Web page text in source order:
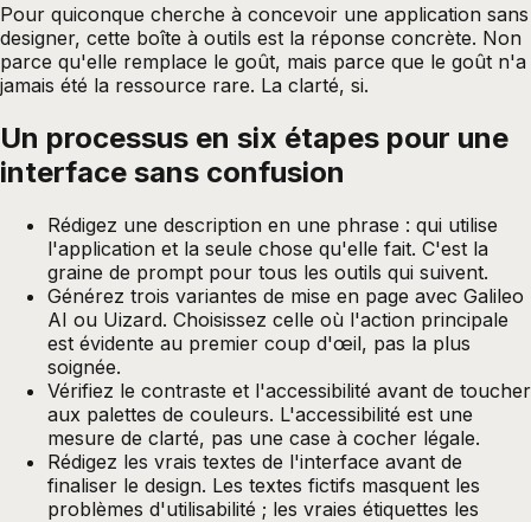
Pour quiconque cherche à concevoir une application sans
designer, cette boîte à outils est la réponse concrète. Non
parce qu'elle remplace le goût, mais parce que le goût n'a
jamais été la ressource rare. La clarté, si.
Un processus en six étapes pour une
interface sans confusion
Rédigez une description en une phrase : qui utilise
l'application et la seule chose qu'elle fait. C'est la
graine de prompt pour tous les outils qui suivent.
Générez trois variantes de mise en page avec Galileo
AI ou Uizard. Choisissez celle où l'action principale
est évidente au premier coup d'œil, pas la plus
soignée.
Vérifiez le contraste et l'accessibilité avant de toucher
aux palettes de couleurs. L'accessibilité est une
mesure de clarté, pas une case à cocher légale.
Rédigez les vrais textes de l'interface avant de
finaliser le design. Les textes fictifs masquent les
problèmes d'utilisabilité ; les vraies étiquettes les